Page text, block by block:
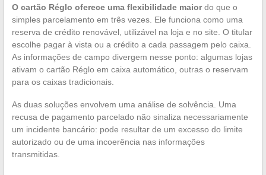
O cartão Réglo oferece uma flexibilidade maiordo que o
simples parcelamento em três vezes. Ele funciona como uma
reserva de crédito renovável, utilizável na loja e no site. O titular
escolhe pagar à vista ou a crédito a cada passagem pelo caixa.
As informações de campo divergem nesse ponto: algumas lojas
ativam o cartão Réglo em caixa automático, outras o reservam
para os caixas tradicionais.
As duas soluções envolvem uma análise de solvência. Uma
recusa de pagamento parcelado não sinaliza necessariamente
um incidente bancário: pode resultar de um excesso do limite
autorizado ou de uma incoerência nas informações
transmitidas.